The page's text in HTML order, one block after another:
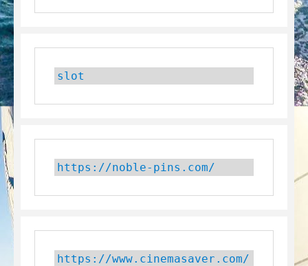
slot
https://noble-pins.com/
https://www.cinemasaver.com/